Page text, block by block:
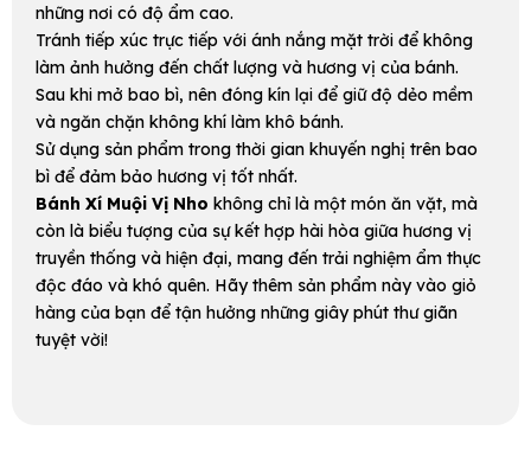
những nơi có độ ẩm cao.
Tránh tiếp xúc trực tiếp với ánh nắng mặt trời để không
làm ảnh hưởng đến chất lượng và hương vị của bánh.
Sau khi mở bao bì, nên đóng kín lại để giữ độ dẻo mềm
và ngăn chặn không khí làm khô bánh.
Sử dụng sản phẩm trong thời gian khuyến nghị trên bao
bì để đảm bảo hương vị tốt nhất.
Bánh Xí Muội Vị Nho không chỉ là một món ăn vặt, mà
còn là biểu tượng của sự kết hợp hài hòa giữa hương vị
truyền thống và hiện đại, mang đến trải nghiệm ẩm thực
độc đáo và khó quên. Hãy thêm sản phẩm này vào giỏ
hàng của bạn để tận hưởng những giây phút thư giãn
tuyệt vời!